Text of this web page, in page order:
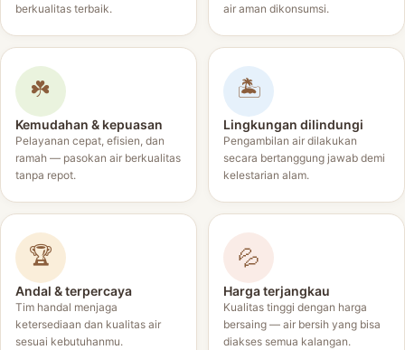
berkualitas terbaik.
air aman dikonsumsi.
☘️
Kemudahan & kepuasan
Pelayanan cepat, efisien, dan
ramah — pasokan air berkualitas
tanpa repot.
🏝️
Lingkungan dilindungi
Pengambilan air dilakukan
secara bertanggung jawab demi
kelestarian alam.
🏆
Andal & terpercaya
Tim handal menjaga
ketersediaan dan kualitas air
sesuai kebutuhanmu.
💦
Harga terjangkau
Kualitas tinggi dengan harga
bersaing — air bersih yang bisa
diakses semua kalangan.